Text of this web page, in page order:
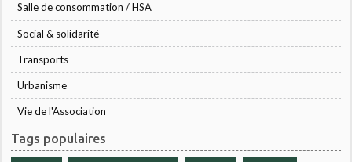
Salle de consommation / HSA
Social & solidarité
Transports
Urbanisme
Vie de l'Association
Tags populaires